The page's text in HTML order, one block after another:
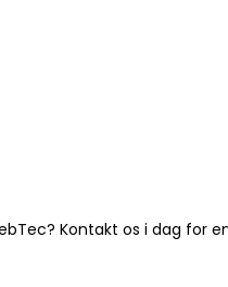
Kontakt os i dag